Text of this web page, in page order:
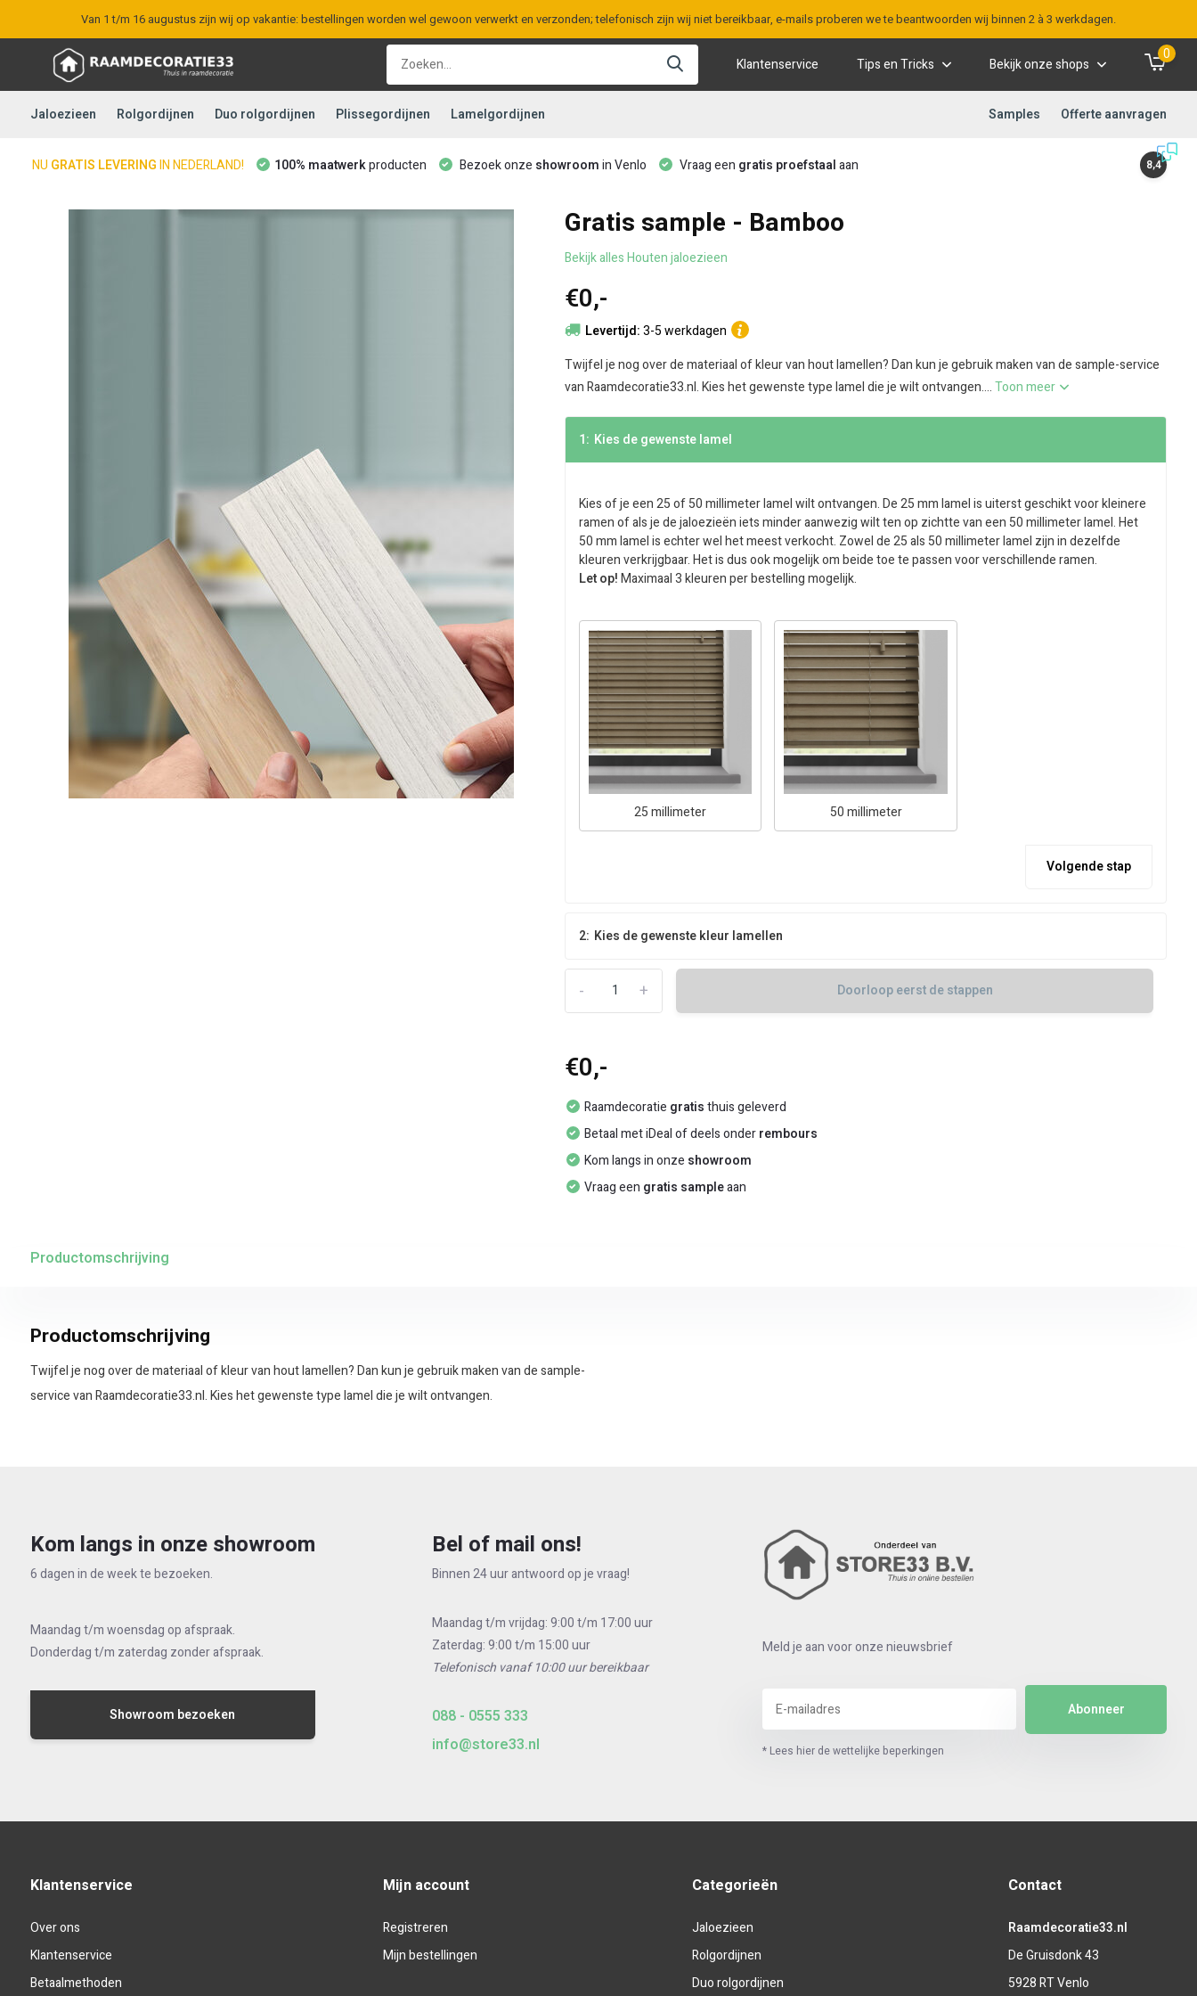
Van 1 t/m 16 augustus zijn wij op vakantie: bestellingen worden wel gewoon verwerkt en verzonden; telefonisch zijn wij niet bereikbaar, e-mails proberen we te beantwoorden wij binnen 2 à 3 werkdagen.
Klantenservice Tips en Tricks Bekijk onze shops
0
Jaloezieen Rolgordijnen Duo rolgordijnen Plissegordijnen Lamelgordijnen Samples Offerte aanvragen
NU GRATIS LEVERINGIN NEDERLAND! 100% maatwerkproducten Bezoek onze showroomin Venlo Vraag een gratis proefstaalaan 8,4
Gratis sample - Bamboo
Bekijk alles Houten jaloezieen
€0,-
Levertijd:3-5 werkdagen
Twijfel je nog over de materiaal of kleur van hout lamellen? Dan kun je gebruik maken van de sample-service
van Raamdecoratie33.nl. Kies het gewenste type lamel die je wilt ontvangen....Toon meer
1: Kies de gewenste lamel
Kies of je een 25 of 50 millimeter lamel wilt ontvangen. De 25 mm lamel is uiterst geschikt voor kleinere
ramen of als je de jaloezieën iets minder aanwezig wilt ten op zichtte van een 50 millimeter lamel. Het
50 mm lamel is echter wel het meest verkocht. Zowel de 25 als 50 millimeter lamel zijn in dezelfde
kleuren verkrijgbaar. Het is dus ook mogelijk om beide toe te passen voor verschillende ramen.
Let op!Maximaal 3 kleuren per bestelling mogelijk.
25 millimeter 50 millimeter
Volgende stap
2: Kies de gewenste kleur lamellen
+
- Doorloop eerst de stappen
€0,-
Raamdecoratie gratisthuis geleverd
Betaal met iDeal of deels onderrembours
Kom langs in onze showroom
Vraag een gratis sampleaan
Productomschrijving
Productomschrijving
Twijfel je nog over de materiaal of kleur van hout lamellen? Dan kun je gebruik maken van de sample-
service van Raamdecoratie33.nl. Kies het gewenste type lamel die je wilt ontvangen.
Kom langs in onze showroom
6 dagen in de week te bezoeken.
Maandag t/m woensdag op afspraak.
Donderdag t/m zaterdag zonder afspraak.
Showroom bezoeken
Bel of mail ons!
Binnen 24 uur antwoord op je vraag!
Maandag t/m vrijdag: 9:00 t/m 17:00 uur
Zaterdag: 9:00 t/m 15:00 uur
Telefonisch vanaf 10:00 uur bereikbaar
088 - 0555 333
info@store33.nl
Meld je aan voor onze nieuwsbrief
Abonneer
* Lees hier de wettelijke beperkingen
Klantenservice
Over ons
Klantenservice
Betaalmethoden
Mijn account
Registreren
Mijn bestellingen
Categorieën
Jaloezieen
Rolgordijnen
Duo rolgordijnen
Contact
Raamdecoratie33.nl
De Gruisdonk 43
5928 RT Venlo